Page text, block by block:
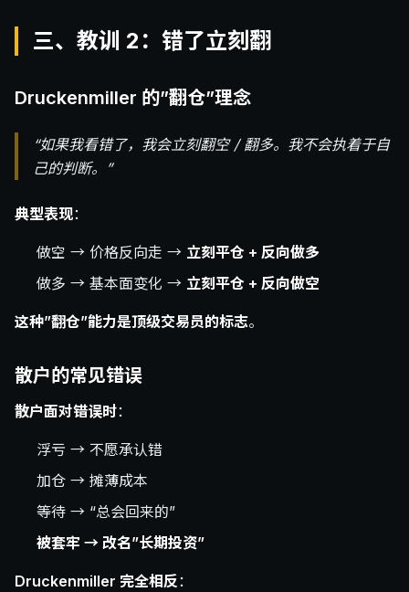
三、教训 2：错了立刻翻
Druckenmiller 的”翻仓”理念
“如果我看错了，我会立刻翻空 / 翻多。我不会执着于自
己的判断。”
典型表现：
做空 → 价格反向走 → 立刻平仓 + 反向做多
做多 → 基本面变化 → 立刻平仓 + 反向做空
这种”翻仓”能力是顶级交易员的标志。
散户的常见错误
散户面对错误时：
浮亏 → 不愿承认错
加仓 → 摊薄成本
等待 → “总会回来的”
被套牢 → 改名”长期投资”
Druckenmiller 完全相反：